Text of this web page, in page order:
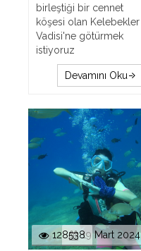
birleştiği bir cennet
köşesi olan Kelebekler
Vadisi'ne götürmek
istiyoruz
Devamını Oku
19 Mart 2024
128538